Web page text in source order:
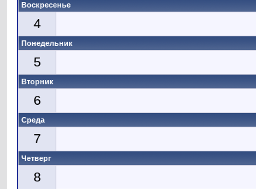
Воскресенье
4
Понедельник
5
Вторник
6
Среда
7
Четверг
8